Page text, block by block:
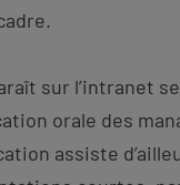
sur l’intranet
orale des
assiste